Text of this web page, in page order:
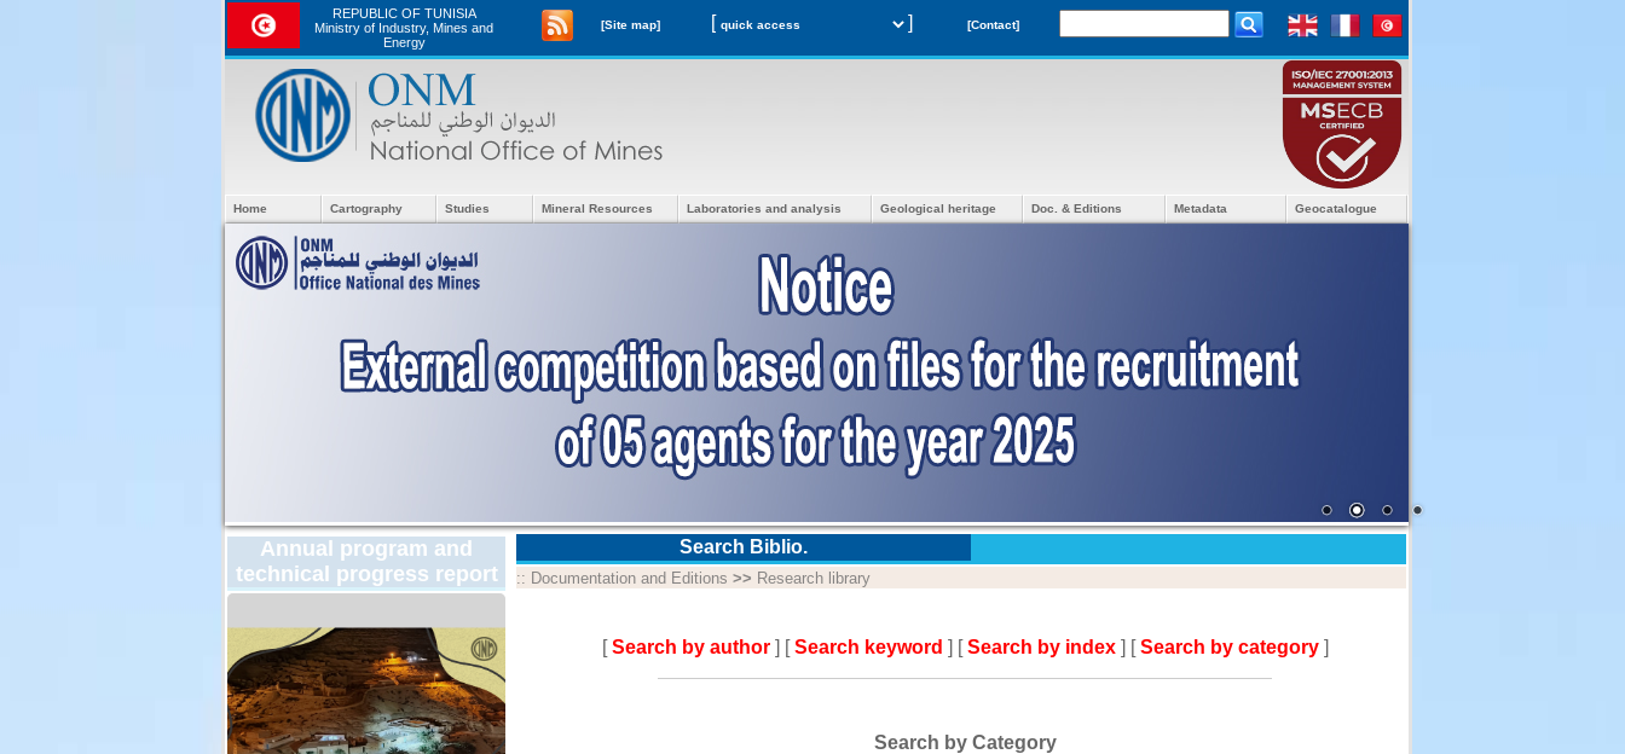
REPUBLIC OF TUNISIA
Ministry of Industry, Mines and
Energy
[Site map] [ ] [Contact]
Home Cartography Studies Mineral Resources Laboratories and analysis Geological heritage Doc. & Editions Metadata Geocatalogue
Annual program and
technical progress report
Search Biblio.
:: Documentation and Editions >> Research library
[Search by author ] [Search keyword ] [Search by index ] [Search by category ]
Search by Category